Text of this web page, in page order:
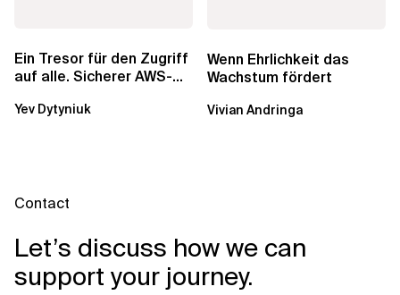
Ein Tresor für den Zugriff
auf alle. Sicherer AWS-
Konten
Yev Dytyniuk
Wenn Ehrlichkeit das
Wachstum fördert
Vivian Andringa
Contact
Let’s discuss how we can
support your journey.